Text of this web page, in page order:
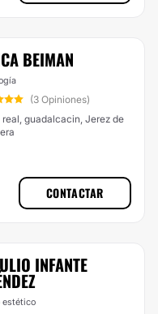
BEIMAN
(3 Opiniones)
guadalcacin, Jerez de
CONTACTAR
INFANTE
estético